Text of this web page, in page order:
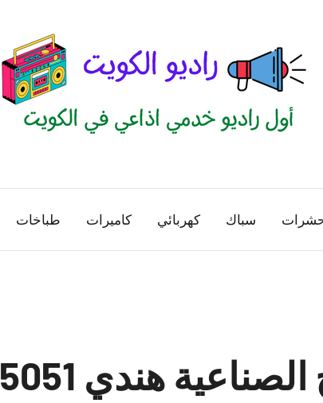
الكويت
منصة
اذاعية
سباك كهربائي كاميرات طباخات